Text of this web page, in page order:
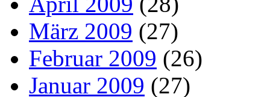
März 2009 (27)
Februar 2009 (26)
Januar 2009 (27)